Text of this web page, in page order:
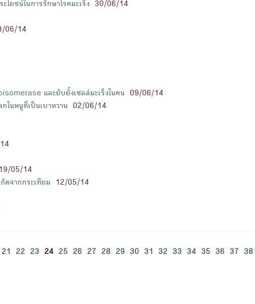
ยชน์ในการรักษาโรคมะเร็ง
30/06/14
06/14
และยับยั้งเซลล์มะเร็งในคน
09/06/14
นหนูที่เป็นเบาหวาน
02/06/14
05/14
ดจากกระเทียม
12/05/14
21 22 23 24 25 26 27 28 29 30 31 32 33 34 35 36 37 38